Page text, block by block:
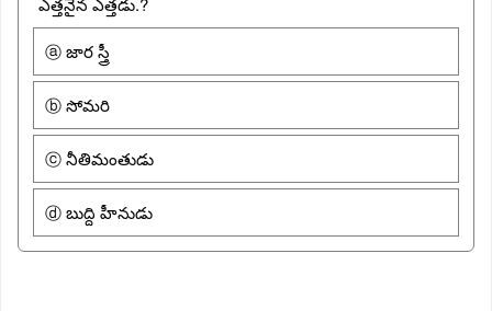
ⓐ జార స్త్రీ
ⓑ సోమరి
ⓒ నీతిమంతుడు
ⓓ బుద్ది హీనుడు